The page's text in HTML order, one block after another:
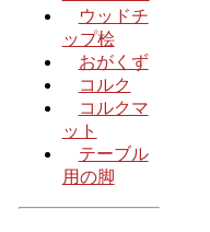
ウッドチ
ップ桧
おがくず
コルク
コルクマ
ット
テーブル
用の脚